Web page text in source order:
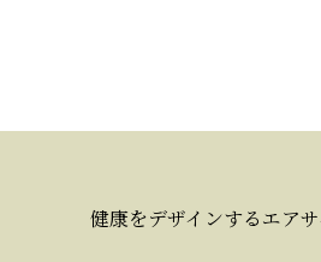
健康をデザインするエア